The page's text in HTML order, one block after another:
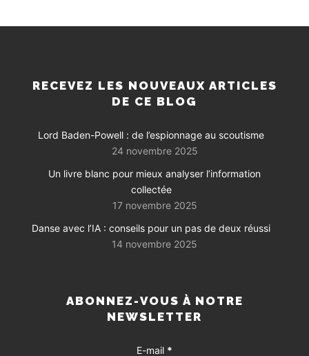
RECEVEZ LES NOUVEAUX ARTICLES
DE CE BLOG
Lord Baden-Powell : de l’espionnage au scoutisme
24 novembre 2025
Un livre blanc pour mieux analyser l’information
collectée
17 novembre 2025
Danse avec l’IA : conseils pour un pas de deux réussi
14 novembre 2025
ABONNEZ-VOUS À NOTRE
NEWSLETTER
E-mail *